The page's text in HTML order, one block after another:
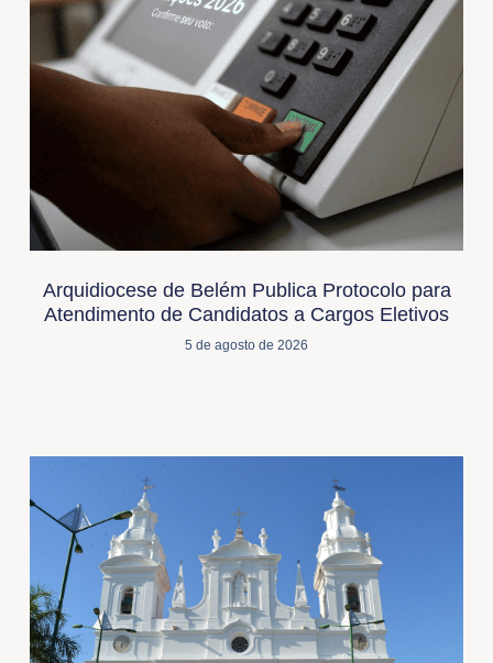
Arquidiocese de Belém Publica Protocolo para
Atendimento de Candidatos a Cargos Eletivos
5 de agosto de 2026